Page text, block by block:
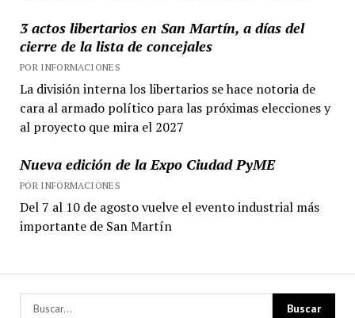
3 actos libertarios en San Martín, a días del
cierre de la lista de concejales
POR INFORMACIONES
La división interna los libertarios se hace notoria de
cara al armado político para las próximas elecciones y
al proyecto que mira el 2027
Nueva edición de la Expo Ciudad PyME
POR INFORMACIONES
Del 7 al 10 de agosto vuelve el evento industrial más
importante de San Martín